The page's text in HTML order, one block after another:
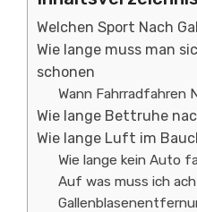
Welchen Sport Nach
Wie lange muss man
schonen
Wann Fahrradfahren
Wie lange Bettruhe
Wie lange Luft im
Wie lange kein Auto
Auf was muss ich